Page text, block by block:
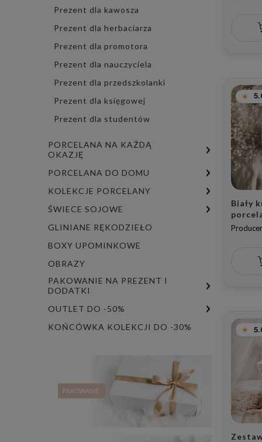
Prezent dla kawosza
Prezent dla herbaciarza
Prezent dla promotora
Prezent dla nauczyciela
Prezent dla przedszkolanki
Prezent dla księgowej
Prezent dla studentów
PORCELANA NA KAŻDĄ
OKAZJĘ
PORCELANA DO DOMU
KOLEKCJE PORCELANY
ŚWIECE SOJOWE
GLINIANE RĘKODZIEŁO
BOXY UPOMINKOWE
OBRAZY
PAKOWANIE NA PREZENT I
DODATKI
OUTLET DO -50%
KOŃCÓWKA KOLEKCJI DO -30%
Biały
napis